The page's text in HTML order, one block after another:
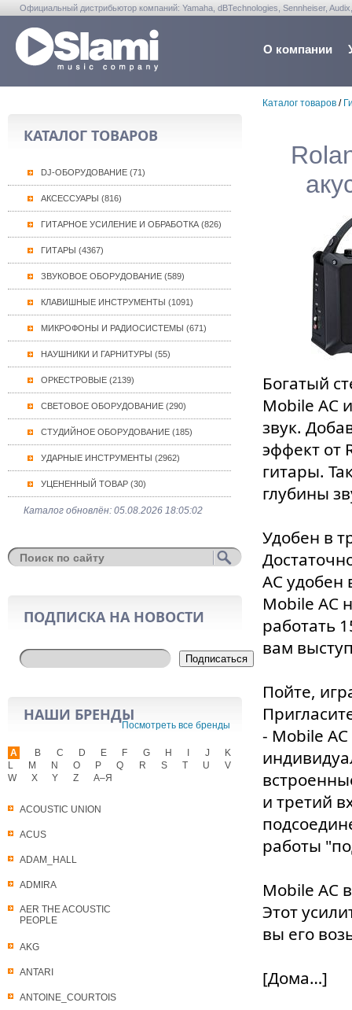
Официальный дистрибьютор компаний: Yamaha, dBTechnologies, Sennheiser,
О компании
КАТАЛОГ ТОВАРОВ
DJ-ОБОРУДОВАНИЕ (71)
АКСЕССУАРЫ (816)
ГИТАРНОЕ УСИЛЕНИЕ И ОБРАБОТКА (826)
ГИТАРЫ (4367)
ЗВУКОВОЕ ОБОРУДОВАНИЕ (589)
КЛАВИШНЫЕ ИНСТРУМЕНТЫ (1091)
МИКРОФОНЫ И РАДИОСИСТЕМЫ (671)
НАУШНИКИ И ГАРНИТУРЫ (55)
ОРКЕСТРОВЫЕ (2139)
СВЕТОВОЕ ОБОРУДОВАНИЕ (290)
СТУДИЙНОЕ ОБОРУДОВАНИЕ (185)
УДАРНЫЕ ИНСТРУМЕНТЫ (2962)
УЦЕНЕННЫЙ ТОВАР (30)
Каталог обновлён: 05.08.2026 18:05:02
ПОДПИСКА НА НОВОСТИ
Подписаться
НАШИ БРЕНДЫ
Посмотреть все бренды
A
ACOUSTIC UNION
ACUS
ADAM_HALL
ADMIRA
AER THE ACOUSTIC
PEOPLE
AKG
ANTARI
ANTOINE_COURTOIS
B C D E F G H J
K
L
M N O P Q R S T U
V
W
X Y Z А–Я
Каталог товаров/
Богатый
Mobile AC
звук.
эффект от
гитары.
глубины
Удобен в
AC удобен
Mobile AC
работать
вам
Пойте,
- Mobile
и третий
работы
Mobile AC
Этот
вы его
[Дома…]